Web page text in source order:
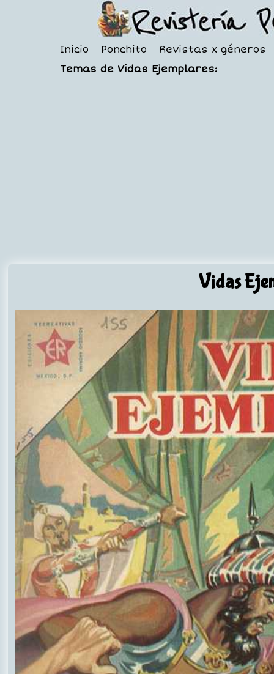
Inicio Ponchito
Revistas x géneros
Temas de Vidas Ejemplares:
Vidas